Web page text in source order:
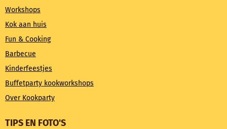
Workshops
Kok aan huis
Fun & Cooking
Barbecue
Kinderfeestjes
Buffetparty kookworkshops
Over Kookparty
TIPS EN FOTO'S